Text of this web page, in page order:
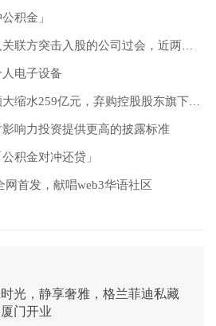
积金」
电子设备
响力投资提供更高的披露标准
积金对冲还贷」
网首发，献唱web3华语社区
光，静享奢雅，格兰菲迪私藏
门开业